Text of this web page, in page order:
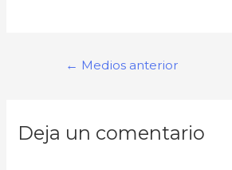
Navegación
← Medios anterior
Deja un comentario